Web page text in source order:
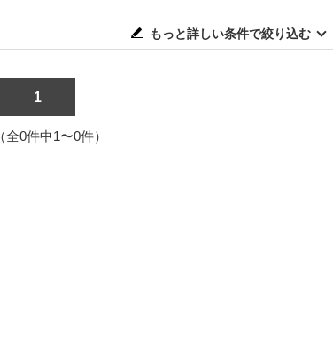
もっと詳しい条件で絞り込む
1
全0件中1〜0件）